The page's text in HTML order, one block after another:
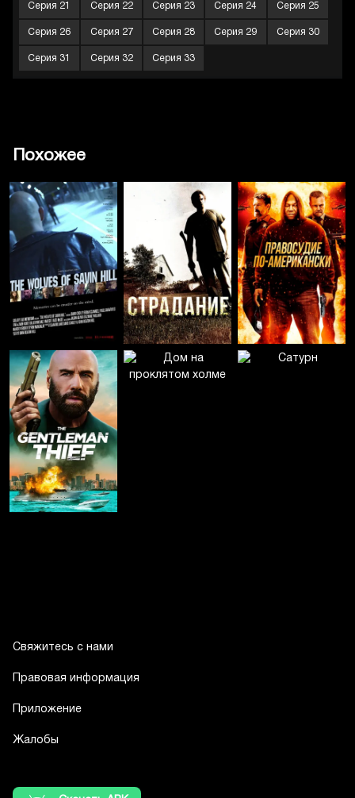
Серия 21 Серия 22 Серия 23 Серия 24 Серия 25
Серия 26 Серия 27 Серия 28 Серия 29 Серия 30
Серия 31 Серия 32 Серия 33
Похожее
Свяжитесь с нами
Правовая информация
Приложение
Жалобы